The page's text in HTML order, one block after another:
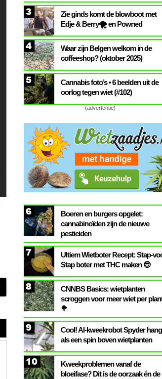
3
Zie ginds komt de blowboot met
Edje & Berry🌪️ en Powned
4
Waar zijn Belgen welkom in de
coffeeshop? (oktober 2025)
5
Cannabis foto’s • 6 beelden uit de
oorlog tegen wiet (#102)
(advertentie)
6
Boeren en burgers opgelet:
cannabinoïden zijn de nieuwe
pesticiden
7
Ultiem Wietboter Recept: Stap-
Stap boter met THC maken 😎
8
CNNBS Basics: wietplanten
scroggen voor meer wiet per
🥦
9
Cool! AI-kweekrobot Spyder
als een spin boven wietplanten
10
Kweekproblemen vanaf de
bloeifase? Dit is de oorzaak én de